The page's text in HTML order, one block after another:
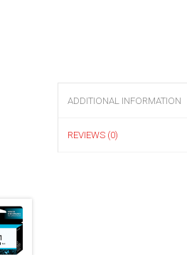
ADDITIONAL INFORMATION
REVIEWS (0)